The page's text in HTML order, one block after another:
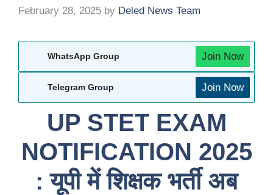
February 28, 2025 by Deled News Team
WhatsApp Group Join Now
Telegram Group Join Now
UP STET EXAM
NOTIFICATION 2025
: यूपी में शिक्षक भर्ती अब